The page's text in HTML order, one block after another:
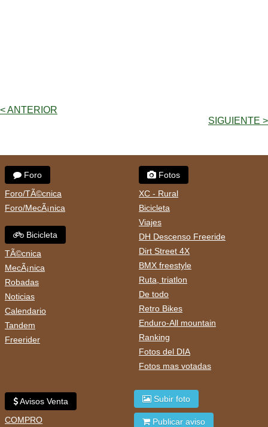
< ANTERIOR
SIGUIENTE >
Foro
Foro/TÃ©cnica
Foro/MecÃ¡nica
Bicicleta
TÃ©cnica
MecÃ¡nica
Robadas
Noticias
Calendario
Tandem
Freerider
Fotos
XC - Rural
Bicicleta
Viajes
DH Descenso Freeride
Dirt Street 4X
BMX freestyle
Ruta, triatlon
De todo
Retro Bikes
Enduro-All mountain
Ranking
Fotos del DIA
Fotos mas votadas
Avisos Venta
COMPRO
Subir foto
Publicar aviso